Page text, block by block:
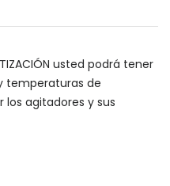
usted podrá tener
temperaturas de
agitadores y sus